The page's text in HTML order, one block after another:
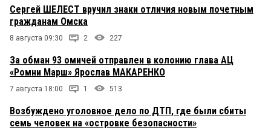
Сергей ШЕЛЕСТ вручил знаки отличия новым почетным
гражданам Омска
8 августа 09:30 2 227
За обман 93 омичей отправлен в колонию глава АЦ
«Ромни Марш» Ярослав МАКАРЕНКО
7 августа 18:00 1 513
Возбуждено уголовное дело по ДТП, где были сбиты
семь человек на «островке безопасности»